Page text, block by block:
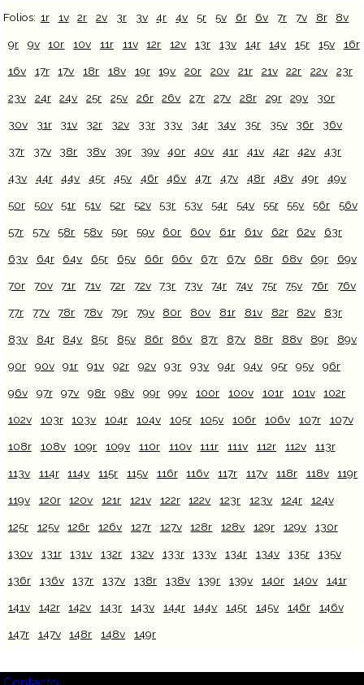
Folios: 1r 1v 2r 2v 3r 3v 4r 4v 5r 5v 6r 6v 7r 7v 8r 8v
9r 9v 10r 10v 11r 11v 12r 12v 13r 13v 14r 14v 15r 15v 16r
16v 17r 17v 18r 18v 19r 19v 20r 20v 21r 21v 22r 22v 23r
23v 24r 24v 25r 25v 26r 26v 27r 27v 28r 29r 29v 30r
30v 31r 31v 32r 32v 33r 33v 34r 34v 35r 35v 36r 36v
37r 37v 38r 38v 39r 39v 40r 40v 41r 41v 42r 42v 43r
43v 44r 44v 45r 45v 46r 46v 47r 47v 48r 48v 49r 49v
50r 50v 51r 51v 52r 52v 53r 53v 54r 54v 55r 55v 56r 56v
57r 57v 58r 58v 59r 59v 60r 60v 61r 61v 62r 62v 63r
63v 64r 64v 65r 65v 66r 66v 67r 67v 68r 68v 69r 69v
70r 70v 71r 71v 72r 72v 73r 73v 74r 74v 75r 75v 76r 76v
77r 77v 78r 78v 79r 79v 80r 80v 81r 81v 82r 82v 83r
83v 84r 84v 85r 85v 86r 86v 87r 87v 88r 88v 89r 89v
90r 90v 91r 91v 92r 92v 93r 93v 94r 94v 95r 95v 96r
96v 97r 97v 98r 98v 99r 99v 100r 100v 101r 101v 102r
102v 103r 103v 104r 104v 105r 105v 106r 106v 107r 107v
108r 108v 109r 109v 110r 110v 111r 111v 112r 112v 113r
113v 114r 114v 115r 115v 116r 116v 117r 117v 118r 118v 119r
119v 120r 120v 121r 121v 122r 122v 123r 123v 124r 124v
125r 125v 126r 126v 127r 127v 128r 128v 129r 129v 130r
130v 131r 131v 132r 132v 133r 133v 134r 134v 135r 135v
136r 136v 137r 137v 138r 138v 139r 139v 140r 140v 141r
141v 142r 142v 143r 143v 144r 144v 145r 145v 146r 146v
147r 147v 148r 148v 149r